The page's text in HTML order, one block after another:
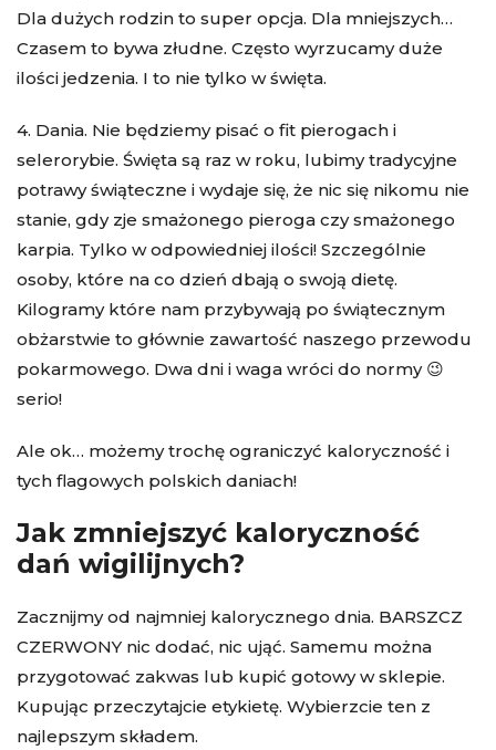
Dla dużych rodzin to super opcja. Dla mniejszych…
Czasem to bywa złudne. Często wyrzucamy duże
ilości jedzenia. I to nie tylko w święta.
4. Dania. Nie będziemy pisać o fit pierogach i
selerorybie. Święta są raz w roku, lubimy tradycyjne
potrawy świąteczne i wydaje się, że nic się nikomu nie
stanie, gdy zje smażonego pieroga czy smażonego
karpia. Tylko w odpowiedniej ilości! Szczególnie
osoby, które na co dzień dbają o swoją dietę.
Kilogramy które nam przybywają po świątecznym
obżarstwie to głównie zawartość naszego przewodu
pokarmowego. Dwa dni i waga wróci do normy 😉
serio!
Ale ok… możemy trochę ograniczyć kaloryczność i
tych flagowych polskich daniach!
Jak zmniejszyć kaloryczność
dań wigilijnych?
Zacznijmy od najmniej kalorycznego dnia. BARSZCZ
CZERWONY nic dodać, nic ująć. Samemu można
przygotować zakwas lub kupić gotowy w sklepie.
Kupując przeczytajcie etykietę. Wybierzcie ten z
najlepszym składem.